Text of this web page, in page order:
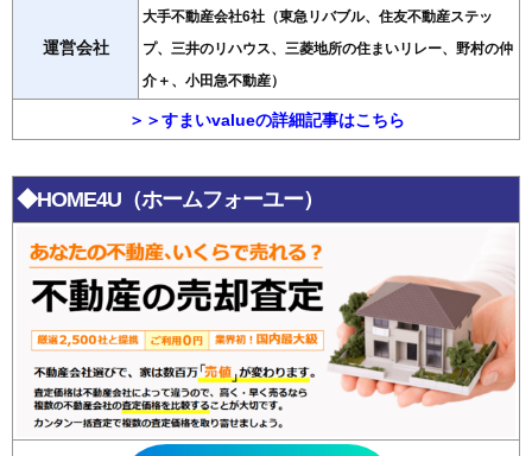
運営会社
大手不動産会社6社（東急リバブル、住友不動産ステッ
プ、三井のリハウス、三菱地所の住まいリレー、野村の仲
介＋、小田急不動産）
＞＞すまいvalueの詳細記事はこちら
◆HOME4U（ホームフォーユー）